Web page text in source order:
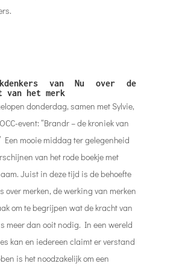
van Nu over de
van het merk
donderdag, samen met Sylvie,
event: “Brandr – de kroniek van
Een mooie middag ter gelegenheid
van het rode boekje met
Juist in deze tijd is de behoefte
over merken, de werking van merken
om te begrijpen wat de kracht van
meer dan ooit nodig. In een wereld
kan en iedereen claimt er verstand
is het noodzakelijk om een